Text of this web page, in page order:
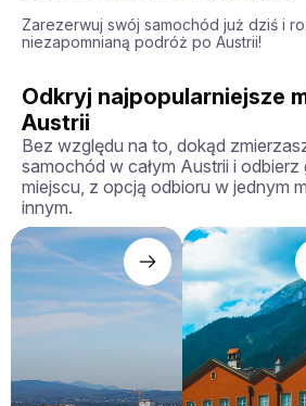
Zarezerwuj swój samochód już dziś i
niezapomnianą podróż po Austrii!
Odkryj najpopularniejsze
Austrii
Bez względu na to, dokąd
samochód w całym Austrii i
miejscu, z opcją odbioru w jednym
innym.